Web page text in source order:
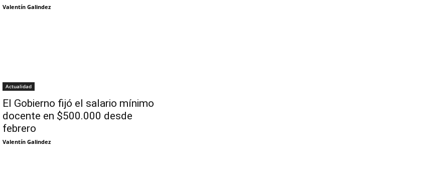
Valentín Galindez
Actualidad
El Gobierno fijó el salario mínimo
docente en $500.000 desde
febrero
Valentín Galindez